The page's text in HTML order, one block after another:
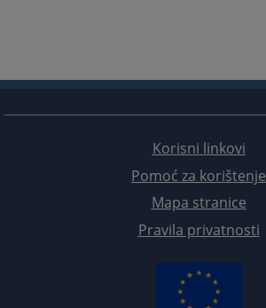
Korisni linkovi
Pomoć za korištenje
Mapa stranice
Pravila privatnosti